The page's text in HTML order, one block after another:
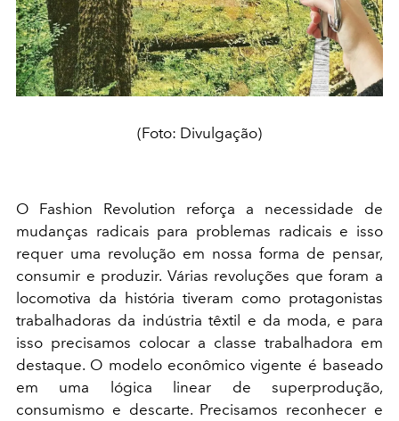
(Foto: Divulgação)
O Fashion Revolution reforça a necessidade de
mudanças radicais para problemas radicais e isso
requer uma revolução em nossa forma de pensar,
consumir e produzir. Várias revoluções que foram a
locomotiva da história tiveram como protagonistas
trabalhadoras da indústria têxtil e da moda, e para
isso precisamos colocar a classe trabalhadora em
destaque. O modelo econômico vigente é baseado
em uma lógica linear de superprodução,
consumismo e descarte. Precisamos reconhecer e